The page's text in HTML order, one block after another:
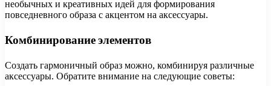
необычных и креативных идей для формирования
повседневного образа с акцентом на аксессуары.
Комбинирование элементов
Создать гармоничный образ можно, комбинируя различные
аксессуары. Обратите внимание на следующие советы: